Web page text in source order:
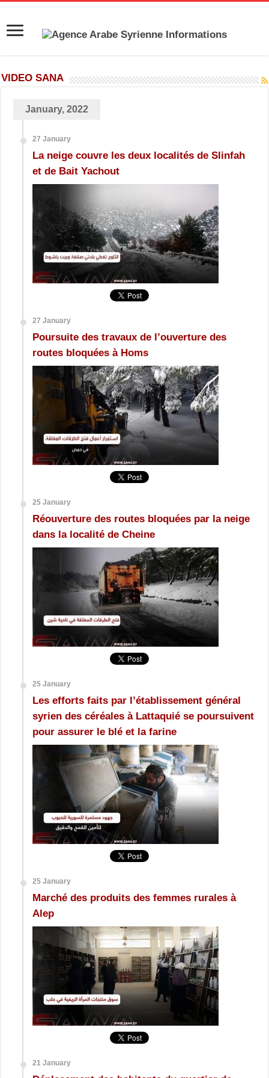
VIDEO SANA
January, 2022
27 January
La neige couvre les deux localités de Slinfah
et de Bait Yachout
27 January
Poursuite des travaux de l’ouverture des
routes bloquées à Homs
25 January
Réouverture des routes bloquées par la neige
dans la localité de Cheine
25 January
Les efforts faits par l’établissement général
syrien des céréales à Lattaquié se poursuivent
pour assurer le blé et la farine
25 January
Marché des produits des femmes rurales à
Alep
21 January